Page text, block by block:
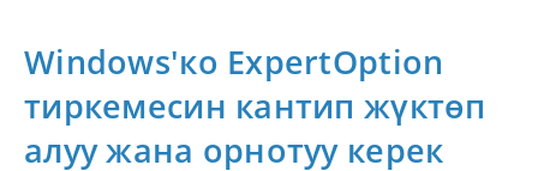
Windows'ко ExpertOption
тиркемесин кантип жүктөп
алуу жана орнотуу керек